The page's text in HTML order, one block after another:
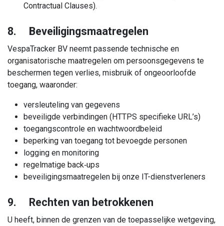
Contractual Clauses).
8. Beveiligingsmaatregelen
VespaTracker BV neemt passende technische en
organisatorische maatregelen om persoonsgegevens te
beschermen tegen verlies, misbruik of ongeoorloofde
toegang, waaronder:
versleuteling van gegevens
beveiligde verbindingen (HTTPS specifieke URL’s)
toegangscontrole en wachtwoordbeleid
beperking van toegang tot bevoegde personen
logging en monitoring
regelmatige back‑ups
beveiligingsmaatregelen bij onze IT-dienstverleners
9. Rechten van betrokkenen
U heeft, binnen de grenzen van de toepasselijke wetgeving,